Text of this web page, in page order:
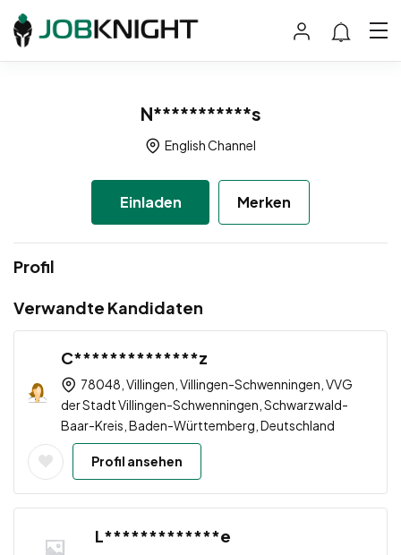
N***********s
English Channel
Einladen Merken
Profil
Verwandte Kandidaten
C**************z
78048, Villingen, Villingen-Schwenningen, VVG
der Stadt Villingen-Schwenningen, Schwarzwald-
Baar-Kreis, Baden-Württemberg, Deutschland
Profil ansehen
L*************e